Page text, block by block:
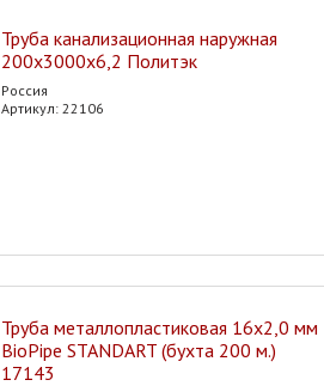
Труба канализационная наружная
200х3000х6,2 Политэк
Россия
Артикул: 22106
Труба металлопластиковая 16х2,0 мм
BioPipe STANDART (бухта 200 м.)
17143